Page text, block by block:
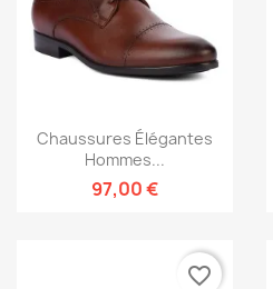
Chaussures Élégantes
Hommes...
97,00 €
favorite_border